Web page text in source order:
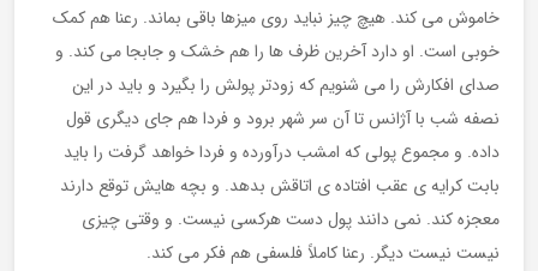
خاموش می کند. هیچ چیز نباید روی میزها باقی بماند. رعنا هم کمک
خوبی است. او دارد آخرین ظرف ها را هم خشک و جابجا می کند. و
صدای افکارش را می شنویم که زودتر پولش را بگیرد و باید در این
نصفه شب با آژانس تا آن سر شهر برود و فردا هم جای دیگری قول
داده. و مجموع پولی که امشب درآورده و فردا خواهد گرفت را باید
بابت کرایه ی عقب افتاده ی اتاقش بدهد. و بچه هایش توقع دارند
معجزه کند. نمی دانند پول دست هرکسی نیست. و وقتی چیزی
نیست نیست دیگر. رعنا کاملاً فلسفی هم فکر می کند.